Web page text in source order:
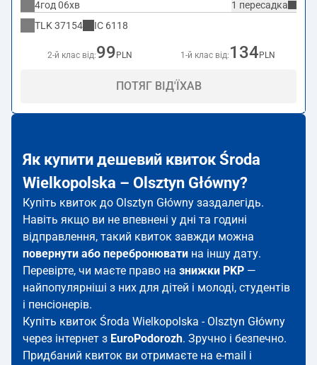
1 пересадка
4год 06хв
TLK 37154 IC 6118
2-й клас від:99 PLN 1-й клас від: 134 PLN
ПОТЯГ ВІД'ЇХАВ
Як купити дешевий квиток Środa
Wielkopolska – Olsztyn Główny?
Купіть квиток до Olsztyn Główny заздалегідь.
Навіть якщо ви не впевнені у дні та годині
відправлення, такий квиток завжди можна
повернути або перебронювати на іншу дату.
Перевірте, чи маєте право на знижки PKP —
найпопулярніші з них для дітей і молоді, студентів
і пенсіонерів.
Купіть квиток Środa Wielkopolska - Olsztyn Główny
через інтернет з EuroPodorozh. Зручно і безпечно.
Придбаний квиток ви отримаєте на e-mail і